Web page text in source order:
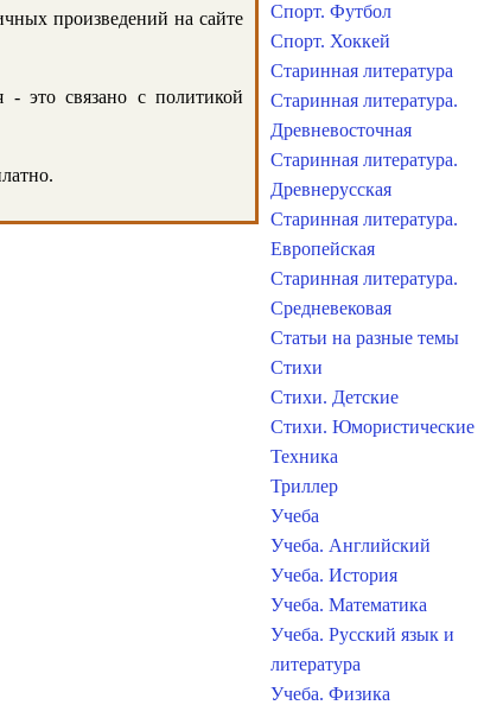
произведений на сайте
это связано с политикой
Спорт. Футбол
Спорт. Хоккей
Старинная литература
Старинная литература.
Древневосточная
Старинная литература.
Древнерусская
Старинная литература.
Европейская
Старинная литература.
Средневековая
Статьи на разные темы
Стихи
Стихи. Детские
Стихи. Юмористические
Техника
Триллер
Учеба
Учеба. Английский
Учеба. История
Учеба. Математика
Учеба. Русский язык и
литература
Учеба. Физика